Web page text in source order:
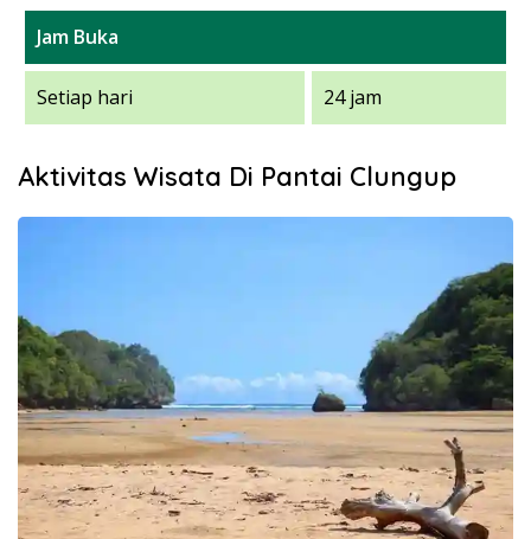
Jam Buka
Setiap hari 24 jam
Aktivitas Wisata Di Pantai Clungup